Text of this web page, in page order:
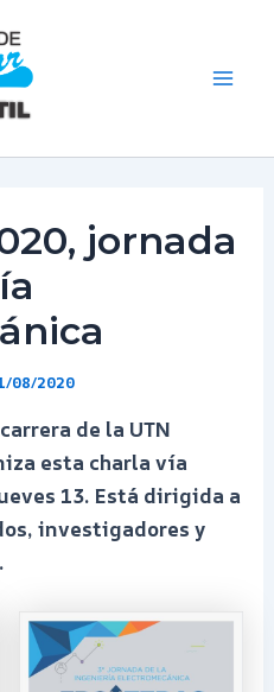
jornada
08/2020
de la UTN
esta charla vía
13. Está dirigida a
investigadores y